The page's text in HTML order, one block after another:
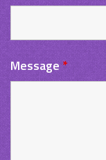
Message *